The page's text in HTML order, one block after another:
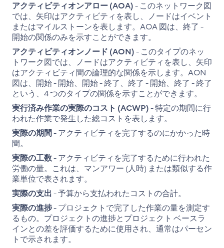
アクティビティオンアロー (AOA)- このネットワーク図
では、矢印はアクティビティを表し、ノードはイベント
またはマイルストーンを表します。AOA 図は、終了 -
開始の関係のみを示すことができます。
アクティビティオンノード (AON)- このタイプのネッ
トワーク図では、ノードはアクティビティを表し、矢印
はアクティビティ間の論理的な関係を示します。AON
図は、開始 - 開始、開始 - 終了、終了 - 開始、終了 - 終了
という、4 つのタイプの関係を示すことができます。
実行済み作業の実際のコスト (ACWP)- 特定の期間に行
われた作業で発生した総コストを表します。
実際の期間 - アクティビティを完了するのにかかった時
間。
実際の工数- アクティビティを完了するために行われた
労働の量。これは、マンアワー (人時) または類似する作
業単位で表されます。
実際の支出- 予算から支払われたコストの合計。
実際の進捗- プロジェクトで完了した作業の量を測定す
るもの。プロジェクトの進捗とプロジェクト ベースラ
インとの差を評価するために使用され、通常はパーセン
トで示されます。